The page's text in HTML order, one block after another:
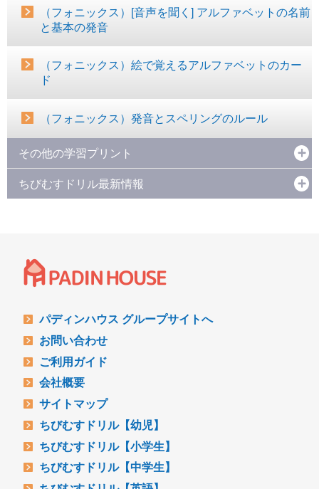
（フォニックス）[音声を聞く] アルファベットの名前
と基本の発音
（フォニックス）絵で覚えるアルファベットのカー
ド
（フォニックス）発音とスペリングのルール
その他の学習プリント
ちびむすドリル最新情報
パディンハウス グループサイトへ
お問い合わせ
ご利用ガイド
会社概要
サイトマップ
ちびむすドリル【幼児】
ちびむすドリル【小学生】
ちびむすドリル【中学生】